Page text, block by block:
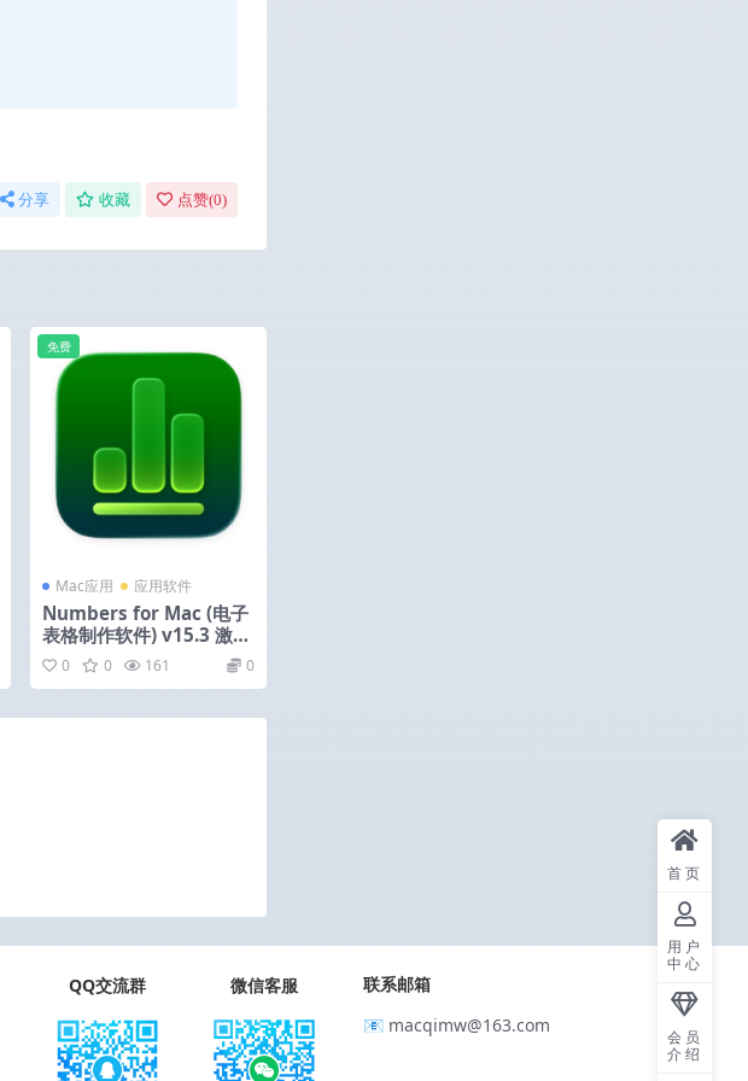
分享 收藏 点赞(0)
Mac应用 应用软件
Numbers for Mac (电子
表格制作软件) v15.3 激活
版
免费
0 0 161 0
QQ交流群 微信客服
联系邮箱
📧 macqimw@163.com
首页
用户
中心
会员
介绍